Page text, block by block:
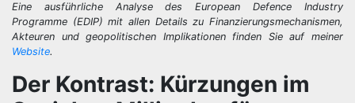
Eine ausführliche Analyse des European Defence Industry
Programme (EDIP) mit allen Details zu Finanzierungsmechanismen,
Akteuren und geopolitischen Implikationen finden Sie auf meiner
Website.
Der Kontrast: Kürzungen im